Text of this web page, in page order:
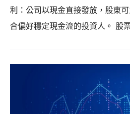
利：公司以現金直接發放，股東
合偏好穩定現金流的投資人。 股